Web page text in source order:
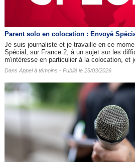
Parent solo en colocation : Envoyé
Je suis journaliste et je travaille en ce
Spécial, sur France 2, à un sujet sur les
m'intéresse en particulier à la colocation, et
Dans Appel à témoins - Publié le 25/03/2026